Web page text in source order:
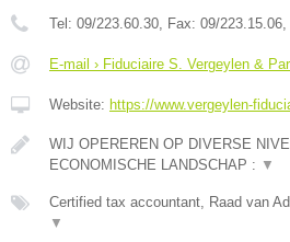
Tel: 09/223.60.30, Fax: 09/223.15.06,
E-mail › Fiduciaire S. Vergeylen &
Website: https://www.vergeylen-
WIJ OPEREREN OP DIVERSE
ECONOMISCHE LANDSCHAP : ▼
Certified tax accountant, Raad van
▼